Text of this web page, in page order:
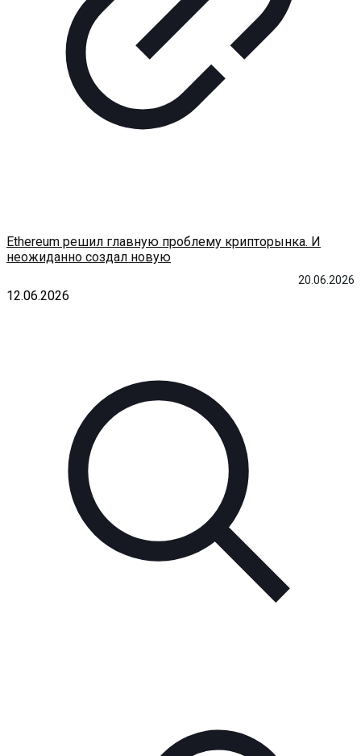
20.06.2026
Ethereum решил главную проблему крипторынка. И
неожиданно создал новую
12.06.2026